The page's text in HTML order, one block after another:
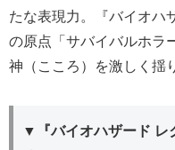
たな表現力。『バイオハ
の原点「サバイバルホラ
神（こころ）を激しく揺
▼『バイオハザード レ